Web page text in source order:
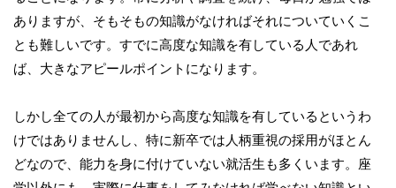
ありますが、そもそもの知識がなければそれについていくこ
とも難しいです。すでに高度な知識を有している人であれ
ば、大きなアピールポイントになります。
しかし全ての人が最初から高度な知識を有しているというわ
けではありませんし、特に新卒では人柄重視の採用がほとん
どなので、能力を身に付けていない就活生も多くいます。座